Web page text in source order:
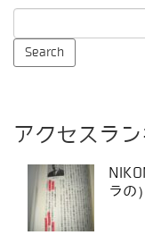
アクセスラ
ラの